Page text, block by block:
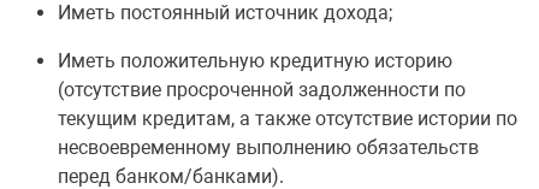
Иметь постоянный источник дохода;
Иметь положительную кредитную историю
(отсутствие просроченной задолженности по
текущим кредитам, а также отсутствие истории по
несвоевременному выполнению обязательств
перед банком/банками).